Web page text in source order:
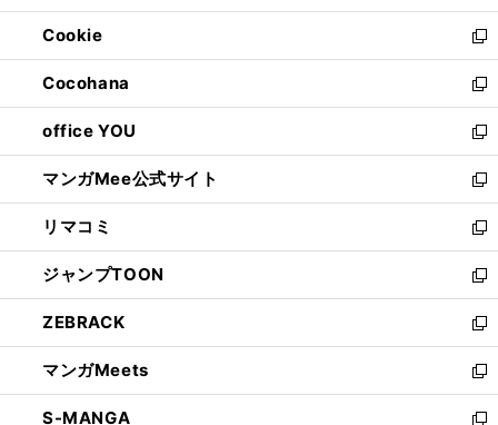
開
く
ウ
で
開
く
ン
ド
ウ
で
開
く
ウ
ィ
ン
ド
ウ
で
開
く
Cookie
新
し
い
ウ
ィ
ン
ド
ウ
で
開
く
Cocohana
新
し
い
ウ
ィ
ン
ド
ウ
で
開
く
office YOU
新
し
い
ウ
ィ
ン
ド
ウ
で
開
く
マンガMee公式サイト
新
し
い
ウ
ィ
ン
ド
ウ
で
開
く
リマコミ
新
し
い
ウ
ィ
ン
ド
ウ
で
ジャンプTOON
新
し
い
ウ
ィ
ン
ド
ZEBRACK
新
し
い
ウ
ィ
マンガMeets
新
し
S-MANGA